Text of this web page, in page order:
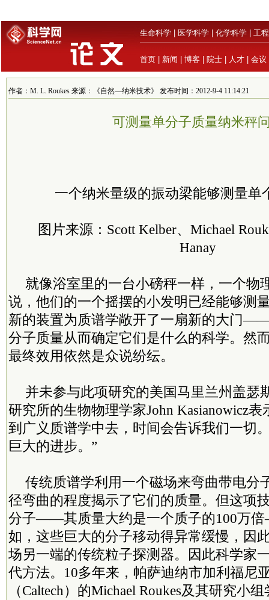
生命科学 医学科学 化学科学 工
首页 新闻 博客 院士 人才 会议
作者：M. L. Roukes 来源：《自然—纳米技术》 发布时间：2012-9-4 11:14:21
可测量单分子质量纳米秤
一个纳米量级的振动梁能够测量单
图片来源：Scott Kelber、Michael
Hanay
就像浴室里的一台小磅秤一样，一个物
说，他们的一个摇摆的小发明已经能够测
新的装置为质谱学敞开了一扇新的大门
分子质量从而确定它们是什么的科学。然
最终效用依然是众说纷纭。
并未参与此项研究的美国马里兰州盖瑟
研究所的生物物理学家John Kasianowicz
到广义质谱学中去，时间会告诉我们一切
巨大的进步。”
传统质谱学利用一个磁场来弯曲带电分
径弯曲的程度揭示了它们的质量。但这项
分子——其质量大约是一个质子的100万
如，这些巨大的分子移动得异常缓慢，因
场另一端的传统粒子探测器。因此科学家
代方法。10多年来，帕萨迪纳市加利福尼
（Caltech）的Michael Roukes及其研究小